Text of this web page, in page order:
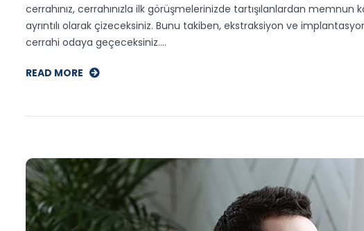
cerrahınız, cerrahınızla ilk görüşmelerinizde tartışılanlardan
ayrıntılı olarak çizeceksiniz. Bunu takiben, ekstraksiyon ve
cerrahi odaya geçeceksiniz.…
READ MORE